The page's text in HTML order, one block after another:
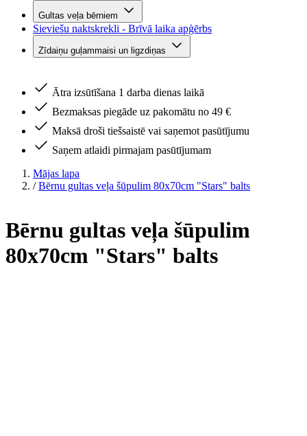
Gultas veļa bērniem
Sieviešu naktskrekli - Brīvā laika apģērbs
Zīdaiņu guļammaisi un ligzdiņas
Ātra izsūtīšana 1 darba dienas laikā
Bezmaksas piegāde uz pakomātu no 49 €
Maksā droši tiešsaistē vai saņemot pasūtījumu
Saņem atlaidi pirmajam pasūtījumam
Mājas lapa
/ Bērnu gultas veļa šūpulim 80x70cm "Stars" balts
Bērnu gultas veļa šūpulim
80x70cm "Stars" balts